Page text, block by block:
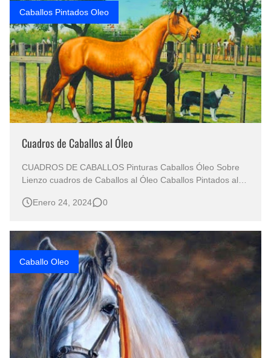
Caballos Pintados Oleo
Cuadros de Caballos al Óleo
CUADROS DE CABALLOS Pinturas Caballos Óleo Sobre
Lienzo cuadros de Caballos al Óleo Caballos Pintados al
Enero 24, 2024
0
Caballo Oleo